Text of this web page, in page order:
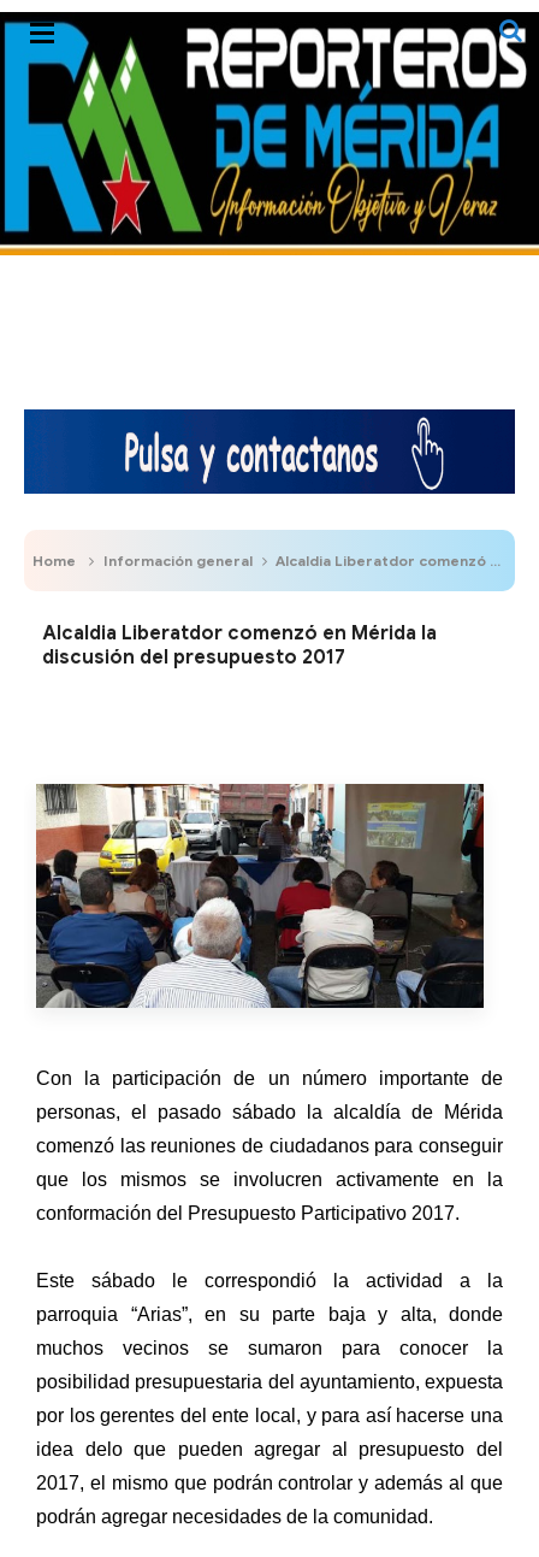
Home Información general Alcaldia Liberatdor comenzó en Mérida la discusión del presupuesto 2017
Alcaldia Liberatdor comenzó en Mérida la
discusión del presupuesto 2017
Con la participación de un número importante de
personas, el pasado sábado la alcaldía de Mérida
comenzó las reuniones de ciudadanos para conseguir
que los mismos se involucren activamente en la
conformación del Presupuesto Participativo 2017.
Este sábado le correspondió la actividad a la
parroquia “Arias”, en su parte baja y alta, donde
muchos vecinos se sumaron para conocer la
posibilidad presupuestaria del ayuntamiento, expuesta
por los gerentes del ente local, y para así hacerse una
idea delo que pueden agregar al presupuesto del
2017, el mismo que podrán controlar y además al que
podrán agregar necesidades de la comunidad.